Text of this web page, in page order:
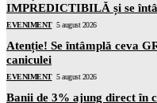
IMPREDICTIBILĂ și se
EVENIMENT 5 august 2026
Atenție! Se întâmplă ceva
caniculei
EVENIMENT 5 august 2026
Banii de 3% ajung direct în